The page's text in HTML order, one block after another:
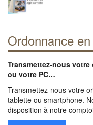
Ordonnance
Transmettez-nous
ou votre PC…
Transmettez-nous votre
tablette ou smartphone.
disposition à notre